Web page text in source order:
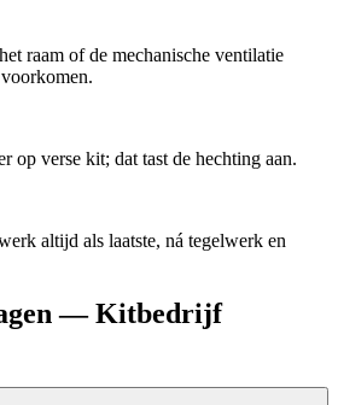
raam of de mechanische ventilatie
op verse kit; dat tast de hechting aan.
altijd als laatste, ná tegelwerk en
— Kitbedrijf